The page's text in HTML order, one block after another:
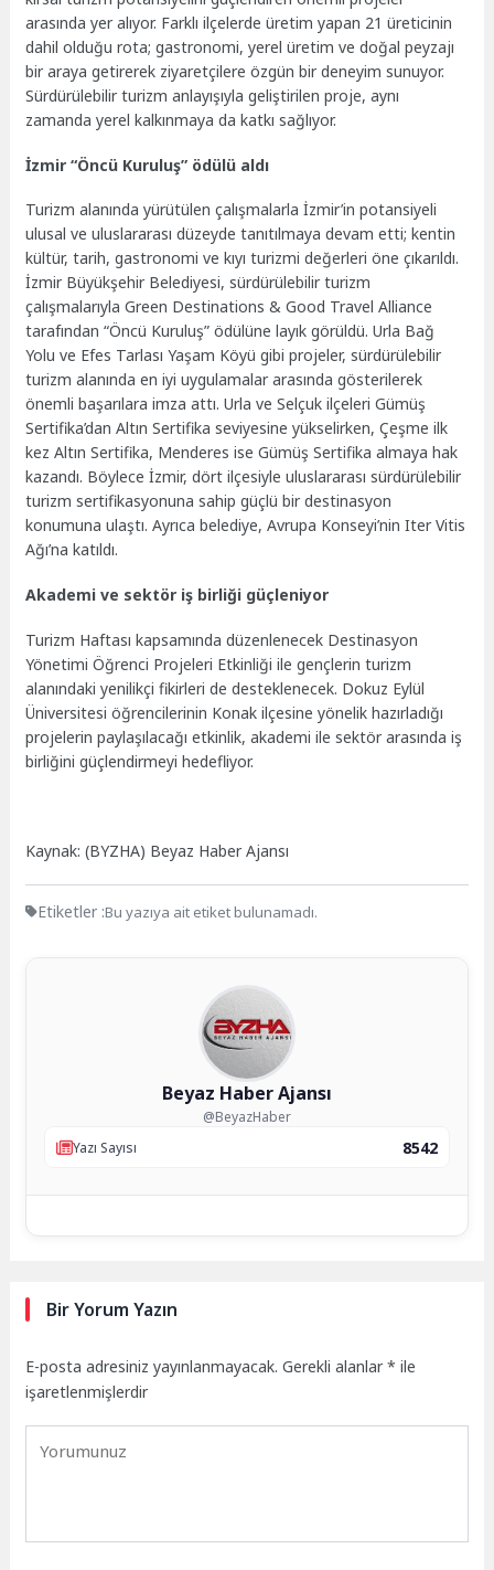
arasında yer alıyor. Farklı ilçelerde üretim yapan 21 üreticinin
dahil olduğu rota; gastronomi, yerel üretim ve doğal peyzajı
bir araya getirerek ziyaretçilere özgün bir deneyim sunuyor.
Sürdürülebilir turizm anlayışıyla geliştirilen proje, aynı
zamanda yerel kalkınmaya da katkı sağlıyor.
İzmir “Öncü Kuruluş” ödülü aldı
Turizm alanında yürütülen çalışmalarla İzmir’in potansiyeli
ulusal ve uluslararası düzeyde tanıtılmaya devam etti; kentin
kültür, tarih, gastronomi ve kıyı turizmi değerleri öne çıkarıldı.
İzmir Büyükşehir Belediyesi, sürdürülebilir turizm
çalışmalarıyla Green Destinations & Good Travel Alliance
tarafından “Öncü Kuruluş” ödülüne layık görüldü. Urla Bağ
Yolu ve Efes Tarlası Yaşam Köyü gibi projeler, sürdürülebilir
turizm alanında en iyi uygulamalar arasında gösterilerek
önemli başarılara imza attı. Urla ve Selçuk ilçeleri Gümüş
Sertifika’dan Altın Sertifika seviyesine yükselirken, Çeşme ilk
kez Altın Sertifika, Menderes ise Gümüş Sertifika almaya hak
kazandı. Böylece İzmir, dört ilçesiyle uluslararası sürdürülebilir
turizm sertifikasyonuna sahip güçlü bir destinasyon
konumuna ulaştı. Ayrıca belediye, Avrupa Konseyi’nin Iter Vitis
Ağı’na katıldı.
Akademi ve sektör iş birliği güçleniyor
Turizm Haftası kapsamında düzenlenecek Destinasyon
Yönetimi Öğrenci Projeleri Etkinliği ile gençlerin turizm
alanındaki yenilikçi fikirleri de desteklenecek. Dokuz Eylül
Üniversitesi öğrencilerinin Konak ilçesine yönelik hazırladığı
projelerin paylaşılacağı etkinlik, akademi ile sektör arasında iş
birliğini güçlendirmeyi hedefliyor.
Kaynak: (BYZHA) Beyaz Haber Ajansı
Etiketler :Bu yazıya ait etiket bulunamadı.
Beyaz Haber Ajansı
@BeyazHaber
Yazı Sayısı
8542
Bir Yorum Yazın
E-posta adresiniz yayınlanmayacak. Gerekli alanlar* ile
işaretlenmişlerdir